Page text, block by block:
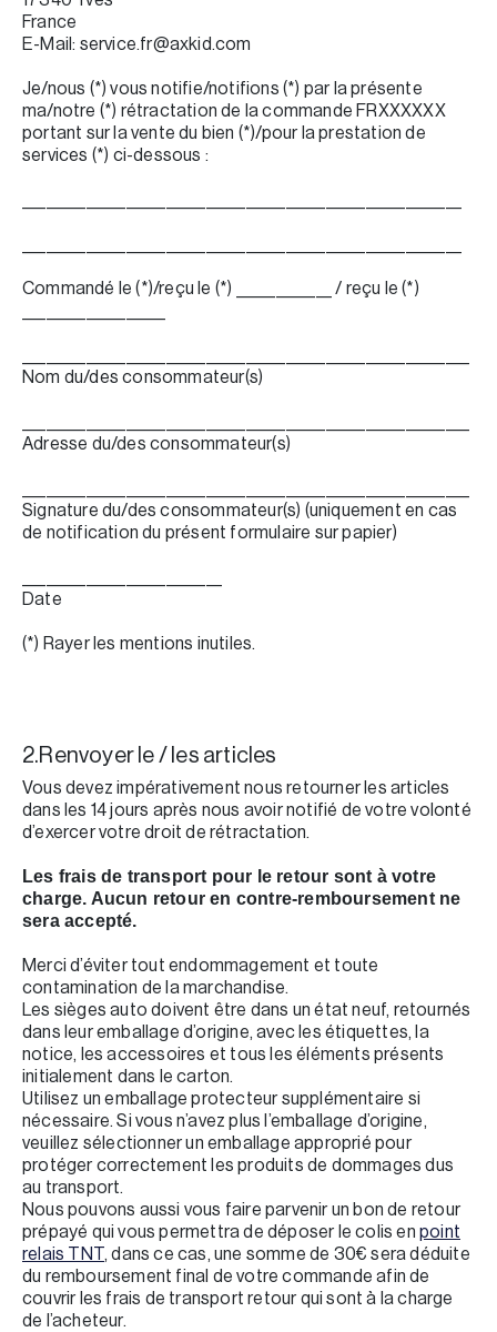
France
E-Mail: service.fr@axkid.com
Je/nous (*) vous notifie/notifions (*) par la présente
ma/notre (*) rétractation de la commande FRXXXXXX
portant sur la vente du bien (*)/pour la prestation de
services (*) ci-dessous :
Commandé le (*)/reçu le (*) ____________ / reçu le (*)
Nom du/des consommateur(s)
Adresse du/des consommateur(s)
Signature du/des consommateur(s) (uniquement en cas
de notification du présent formulaire sur papier)
Date
(*) Rayer les mentions inutiles.
2.Renvoyer le / les articles
Vous devez impérativement nous retourner les articles
dans les 14 jours après nous avoir notifié de votre volonté
d’exercer votre droit de rétractation.
Les frais de transport pour le retour sont à votre
charge. Aucun retour en contre-remboursement ne
sera accepté.
Merci d’éviter tout endommagement et toute
contamination de la marchandise.
Les sièges auto doivent être dans un état neuf, retournés
dans leur emballage d’origine, avec les étiquettes, la
notice, les accessoires et tous les éléments présents
initialement dans le carton.
Utilisez un emballage protecteur supplémentaire si
nécessaire. Si vous n’avez plus l’emballage d’origine,
veuillez sélectionner un emballage approprié pour
protéger correctement les produits de dommages dus
au transport.
Nous pouvons aussi vous faire parvenir un bon de retour
prépayé qui vous permettra de déposer le colis enpoint
relais TNT, dans ce cas, une somme de 30€ sera déduite
du remboursement final de votre commande afin de
couvrir les frais de transport retour qui sont à la charge
de l’acheteur.